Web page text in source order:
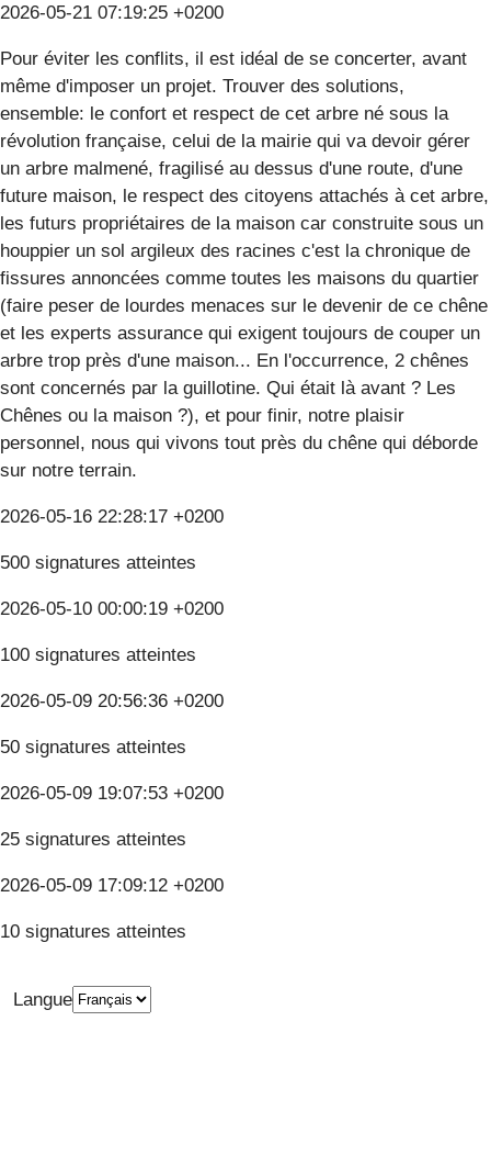
2026-05-21 07:19:25 +0200
Pour éviter les conflits, il est idéal de se concerter, avant
même d'imposer un projet. Trouver des solutions,
ensemble: le confort et respect de cet arbre né sous la
révolution française, celui de la mairie qui va devoir gérer
un arbre malmené, fragilisé au dessus d'une route, d'une
future maison, le respect des citoyens attachés à cet arbre,
les futurs propriétaires de la maison car construite sous un
houppier un sol argileux des racines c'est la chronique de
fissures annoncées comme toutes les maisons du quartier
(faire peser de lourdes menaces sur le devenir de ce chêne
et les experts assurance qui exigent toujours de couper un
arbre trop près d'une maison... En l'occurrence, 2 chênes
sont concernés par la guillotine. Qui était là avant ? Les
Chênes ou la maison ?), et pour finir, notre plaisir
personnel, nous qui vivons tout près du chêne qui déborde
sur notre terrain.
2026-05-16 22:28:17 +0200
500 signatures atteintes
2026-05-10 00:00:19 +0200
100 signatures atteintes
2026-05-09 20:56:36 +0200
50 signatures atteintes
2026-05-09 19:07:53 +0200
25 signatures atteintes
2026-05-09 17:09:12 +0200
10 signatures atteintes
Langue